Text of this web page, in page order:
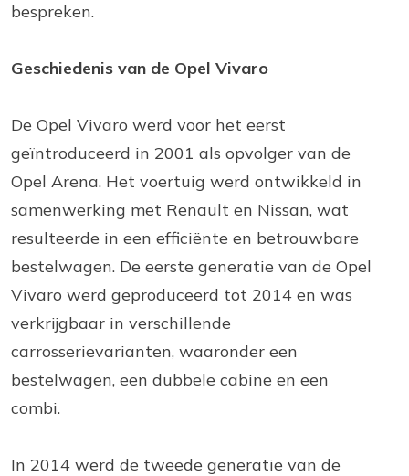
bespreken.
Geschiedenis van de Opel Vivaro
De Opel Vivaro werd voor het eerst
geïntroduceerd in 2001 als opvolger van de
Opel Arena. Het voertuig werd ontwikkeld in
samenwerking met Renault en Nissan, wat
resulteerde in een efficiënte en betrouwbare
bestelwagen. De eerste generatie van de Opel
Vivaro werd geproduceerd tot 2014 en was
verkrijgbaar in verschillende
carrosserievarianten, waaronder een
bestelwagen, een dubbele cabine en een
combi.
In 2014 werd de tweede generatie van de